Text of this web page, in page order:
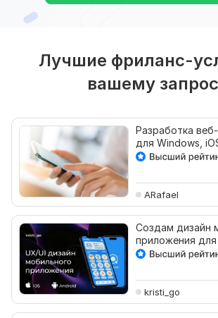
Лучшие фриланс-
вашему
Разработка
для Windows,
ARafael
Создам дизайн
приложения для
Android
kristi_go